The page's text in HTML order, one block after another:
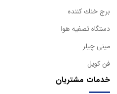
برج خنك كننده
دستگاه تصفيه هوا
مینی چیلر
فن کویل
خدمات مشتریان